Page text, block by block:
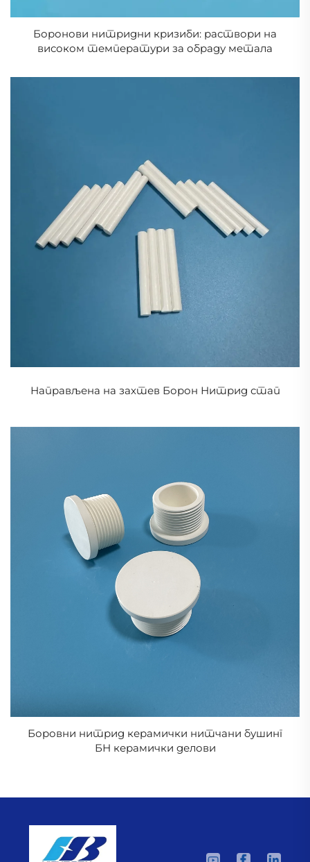
Боронови нитридни кризиби: раствори на
високом температури за обраду метала
Направљена на захтев Борон Нитрид стап
Боровни нитрид керамички нитчани бушинг
БН керамички делови